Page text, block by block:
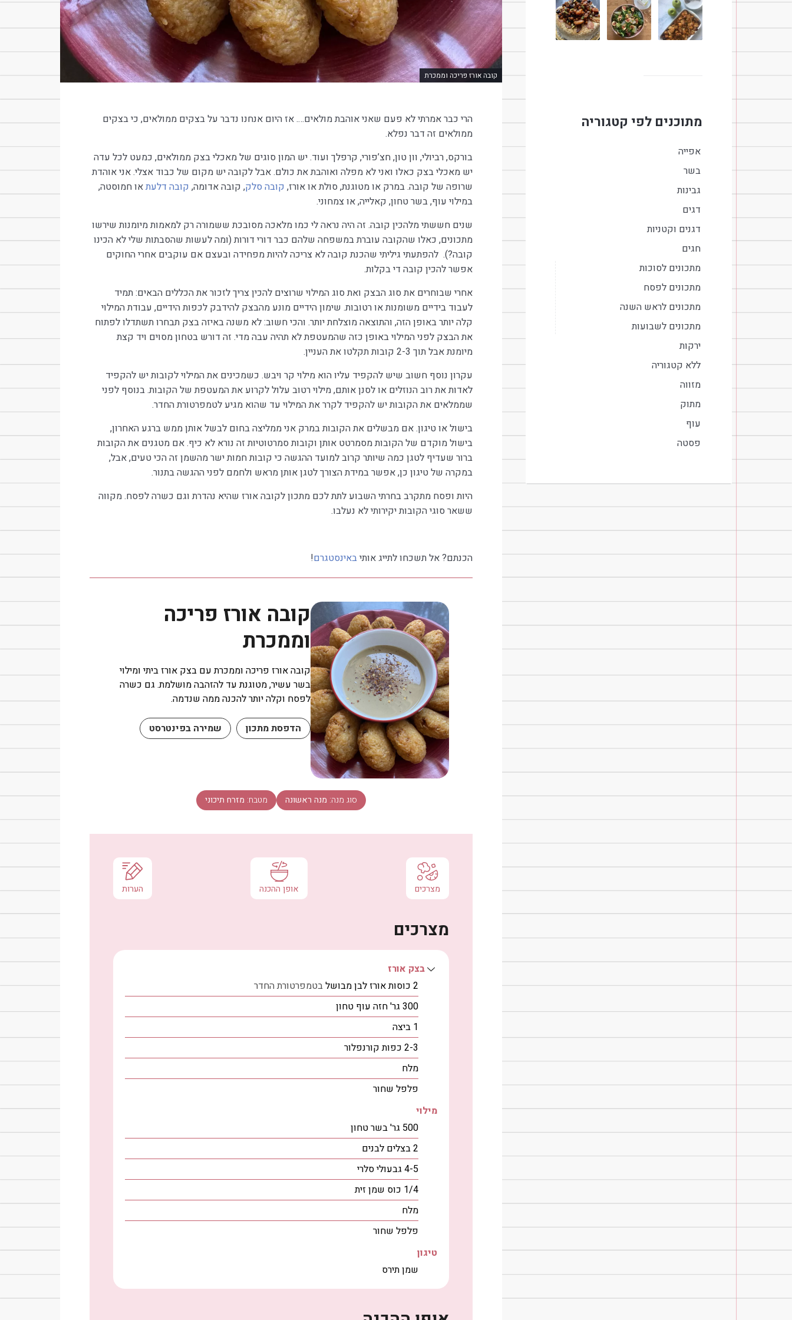
קובה אורז פריכה וממכרת
הרי כבר אמרתי לא פעם שאני אוהבת מולאים…. אז היום אנחנו נדבר על בצקים ממולאים, כי בצקים
ממולאים זה דבר נפלא.
בורקס, רביולי, וון טון, חצ’פורי, קרפלך ועוד. יש המון סוגים של מאכלי בצק ממולאים, כמעט לכל עדה
יש מאכלי בצק כאלו ואני לא מפלה ואוהבת את כולם. אבל לקובה יש מקום של כבוד אצלי. אני אוהדת
שרופה של קובה. במרק או מטוגנת, סולת או אורז, קובה סלק, קובה אדומה, קובה דלעתאו חמוסטה,
במילוי עוף, בשר טחון, קאלייה, או צמחוני.
שנים חששתי מלהכין קובה. זה היה נראה לי כמו מלאכה מסובכת ששמורה רק למאמות מיומנות שירשו
מתכונים, כאלו שהקובה עוברת במשפחה שלהם כבר דורי דורות (ומה לעשות שהסבתות שלי לא הכינו
קובה?). להפתעתי גיליתי שהכנת קובה לא צריכה להיות מפחידה ובעצם אם עוקבים אחרי החוקים
אפשר להכין קובה די בקלות.
אחרי שבוחרים את סוג הבצק ואת סוג המילוי שרוצים להכין צריך לזכור את הכללים הבאים: תמיד
לעבוד בידיים משומנות או רטובות. שימון הידיים מונע מהבצק להידבק לכפות הידיים, עבודת המילוי
קלה יותר באופן הזה, והתוצאה מוצלחת יותר. והכי חשוב: לא משנה באיזה בצק תבחרו תשתדלו לפתוח
את הבצק לפני המילוי באופן כזה שהמעטפת לא תהיה עבה מדי. זה דורש בטחון מסוים ויד קצת
מיומנת אבל תוך 2-3 קובות תקלטו את העניין.
עקרון נוסף חשוב שיש להקפיד עליו הוא מילוי קר ויבש. כשמכינים את המילוי לקובות יש להקפיד
לאדות את רוב הנוזלים או לסנן אותם, מילוי רטוב עלול לקרוע את המעטפת של הקובות. בנוסף לפני
שממלאים את הקובות יש להקפיד לקרר את המילוי עד שהוא מגיע לטמפרטורת החדר.
בישול או טיגון. אם מבשלים את הקובות במרק אני ממליצה בחום לבשל אותן ממש ברגע האחרון,
בישול מוקדם של הקובות מסמרטט אותן וקובות סמרטוטיות זה נורא לא כיף. אם מטגנים את הקובות
ברור שעדיף לטגן כמה שיותר קרוב למועד ההגשה כי קובות חמות ישר מהשמן זה הכי טעים, אבל,
במקרה של טיגון כן, אפשר במידת הצורך לטגן אותן מראש ולחמם לפני ההגשה בתנור.
היות ופסח מתקרב בחרתי השבוע לתת לכם מתכון לקובה אורז שהיא נהדרת וגם כשרה לפסח. מקווה
ששאר סוגי הקובות יקירותי לא נעלבו.
הכנתם? אל תשכחו לתייג אותיבאינסטגרם!
קובה אורז פריכה
וממכרת
קובה אורז פריכה וממכרת עם בצק אורז ביתי ומילוי
בשר עשיר, מטוגנת עד להזהבה מושלמת. גם כשרה
לפסח וקלה יותר להכנה ממה שנדמה.
הדפסת מתכון שמירה בפינטרסט
סוג מנה: מנה ראשונה מטבח: מזרח תיכוני
מצרכים אופן ההכנה הערות
מצרכים
בצק אורז
2 כוסותאורז לבן מבושלבטמפרטורת החדר
300 גר'חזה עוף טחון
1 ביצה
2-3 כפות קורנפלור
מלח
פלפל שחור
מילוי
500 גר'בשר טחון
2בצלים לבנים
4-5 גבעוליסלרי
1/4 כוס שמן זית
מלח
פלפל שחור
טיגון
שמן תירס
מתוכנים לפי קטגוריה
אפייה
בשר
גבינות
דגים
דגנים וקטניות
חגים
מתכונים לסוכות
מתכונים לפסח
מתכונים לראש השנה
מתכונים לשבועות
ירקות
ללא קטגוריה
מזווה
מתוק
עוף
פסטה